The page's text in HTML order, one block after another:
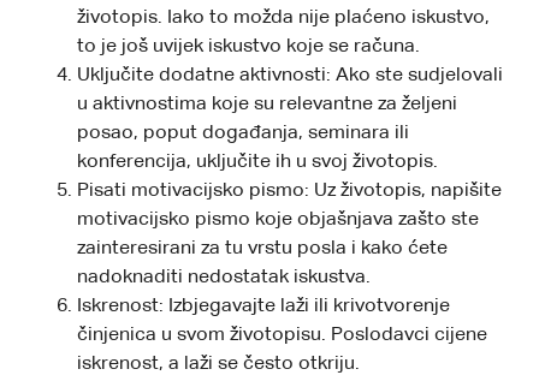
životopis. Iako to možda nije plaćeno iskustvo,
to je još uvijek iskustvo koje se računa.
Uključite dodatne aktivnosti: Ako ste sudjelovali
u aktivnostima koje su relevantne za željeni
posao, poput događanja, seminara ili
konferencija, uključite ih u svoj životopis.
Pisati motivacijsko pismo: Uz životopis, napišite
motivacijsko pismo koje objašnjava zašto ste
zainteresirani za tu vrstu posla i kako ćete
nadoknaditi nedostatak iskustva.
Iskrenost: Izbjegavajte laži ili krivotvorenje
činjenica u svom životopisu. Poslodavci cijene
iskrenost, a laži se često otkriju.